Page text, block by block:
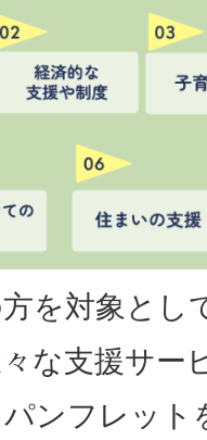
を対象とし
な支援サー
ンフレット